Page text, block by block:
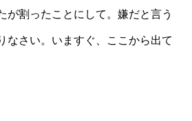
が割ったことにして。嫌だと言う
なさい。いますぐ、ここから出て